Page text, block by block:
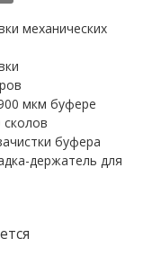
механических
мкм буфере
буфера
держатель для